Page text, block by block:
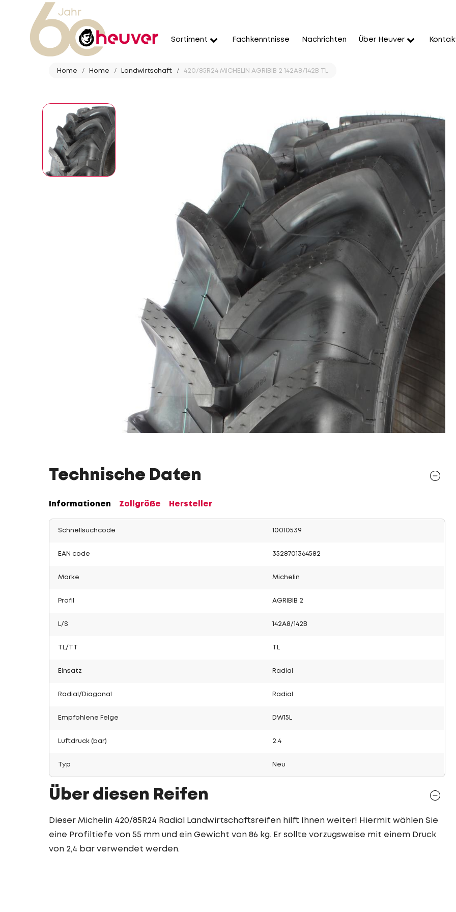
Sortiment Fachkenntnisse Nachrichten Über Heuver
Home Home Landwirtschaft 420/85R24 MICHELIN AGRIBIB 2 142A8/142B TL
Technische Daten
Informationen Zollgröße Hersteller
Schnellsuchcode 10010539
EAN code 3528701364582
Marke Michelin
Profil AGRIBIB 2
L/S 142A8/142B
TL/TT
Einsatz Radial
Radial/Diagonal Radial
Empfohlene Felge DW15L
Luftdruck (bar) 2.4
Typ Neu
Über diesen Reifen
Dieser Michelin 420/85R24 Radial Landwirtschaftsreifen hilft Ihnen weiter! Hiermit wählen Sie
eine Profiltiefe von 55 mm und ein Gewicht von 86 kg. Er sollte vorzugsweise mit einem Druck
von 2,4 bar verwendet werden.